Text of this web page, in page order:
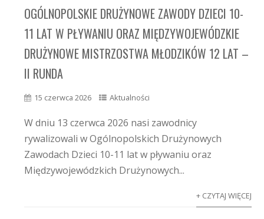
OGÓLNOPOLSKIE DRUŻYNOWE ZAWODY DZIECI 10-
11 LAT W PŁYWANIU ORAZ MIĘDZYWOJEWÓDZKIE
DRUŻYNOWE MISTRZOSTWA MŁODZIKÓW 12 LAT –
II RUNDA
15 czerwca 2026 Aktualności
W dniu 13 czerwca 2026 nasi zawodnicy
rywalizowali w Ogólnopolskich Drużynowych
Zawodach Dzieci 10-11 lat w pływaniu oraz
Międzywojewódzkich Drużynowych...
+ CZYTAJ WIĘCEJ